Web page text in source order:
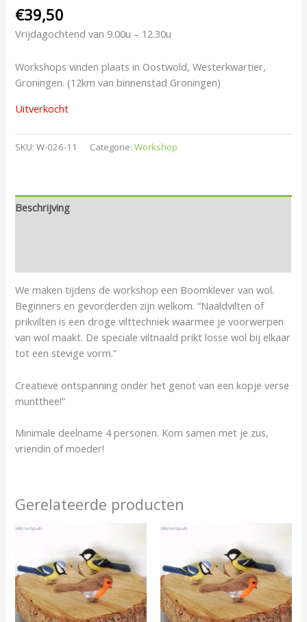
€39,50
Vrijdagochtend van 9.00u – 12.30u
Workshops vinden plaats in Oostwold, Westerkwartier,
Groningen. (12km van binnenstad Groningen)
Uitverkocht
SKU:W-026-11 Categorie:Workshop
Beschrijving
We maken tijdens de workshop een Boomklever van wol.
Beginners en gevorderden zijn welkom. “Naaldvilten of
prikvilten is een droge vilttechniek waarmee je voorwerpen
van wol maakt. De speciale viltnaald prikt losse wol bij elkaar
tot een stevige vorm.”
Creatieve ontspanning onder het genot van een kopje verse
muntthee!”
Minimale deelname 4 personen. Kom samen met je zus,
vriendin of moeder!
Gerelateerde producten